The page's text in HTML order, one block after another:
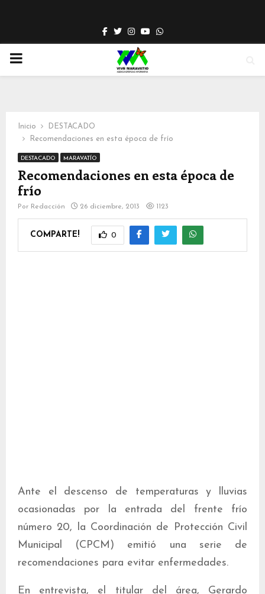
Facebook
TwitterInstagram
YoutubeWhatsapp
PRIMARY
Inicio
DESTACADO
Recomendaciones en esta época de frío
DESTACADO MARAVATÍO
Recomendaciones en esta época de
frío
Por Redacción 26 diciembre, 2013 1123
COMPARTE! 0
Ante el descenso de temperaturas y lluvias
ocasionadas por la entrada del frente frío
número 20, la Coordinación de Protección Civil
Municipal (CPCM) emitió una serie de
recomendaciones para evitar enfermedades.
En entrevista, el titular del área, Gerardo